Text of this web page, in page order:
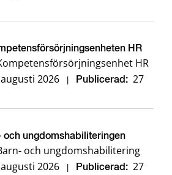
HR
HR
2026 Publicerad: 27
och ungdomshabiliteringen
och ungdomshabilitering
2026 Publicerad: 27